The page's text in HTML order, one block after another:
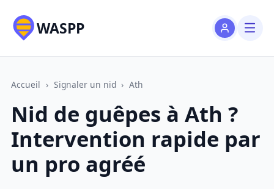
WASPP
Accueil › Signaler un nid › Ath
Nid de guêpes à Ath ?
Intervention rapide par
un pro agréé